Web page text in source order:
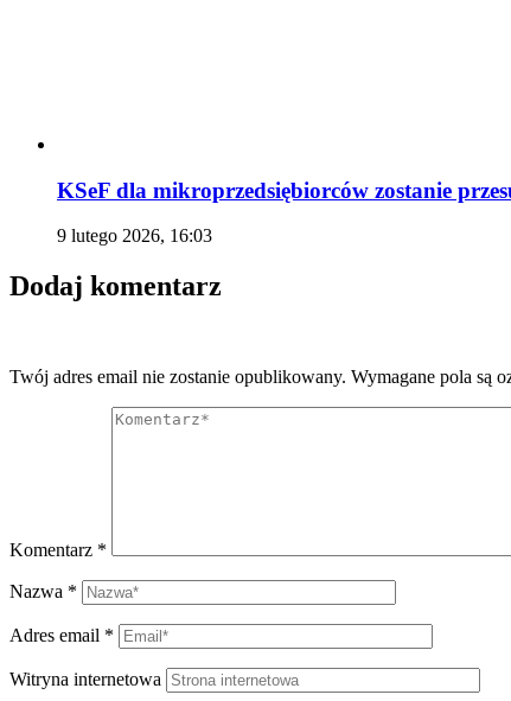
KSeF dla mikroprzedsiębiorców zostanie
9 lutego 2026, 16:03
Dodaj komentarz
Twój adres email nie zostanie opublikowany. Wymagane pola są
Komentarz *
Nazwa *
Adres email *
Witryna internetowa